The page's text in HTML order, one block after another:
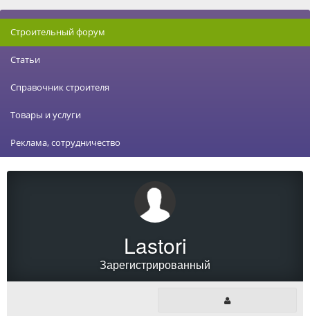
Строительный форум
Статьи
Справочник строителя
Товары и услуги
Реклама, сотрудничество
Lastori
Зарегистрированный